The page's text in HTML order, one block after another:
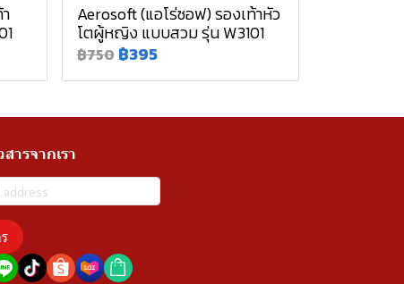
Aerosoft (แอโร่ซอฟ) รองเท้าหัว
โตผู้หญิง แบบสวม รุ่น W3101
฿750 ฿395
ารจากเรา